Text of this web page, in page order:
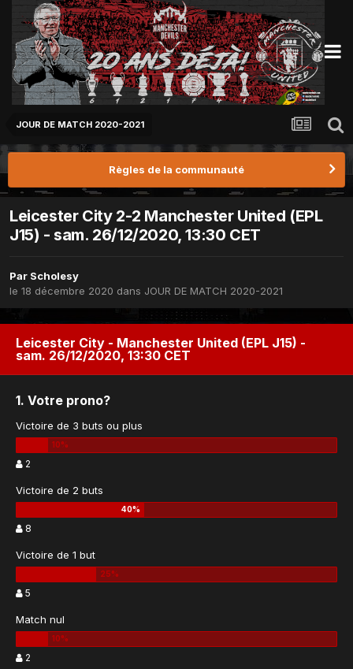
JOUR DE MATCH 2020-2021
Règles de la communauté
Leicester City 2-2 Manchester United (EPL
J15) - sam. 26/12/2020, 13:30 CET
Par Scholesy
le 18 décembre 2020 dans JOUR DE MATCH 2020-2021
Leicester City - Manchester United (EPL J15) -
sam. 26/12/2020, 13:30 CET
1. Votre prono?
Victoire de 3 buts ou plus
2
Victoire de 2 buts
8
Victoire de 1 but
5
Match nul
2